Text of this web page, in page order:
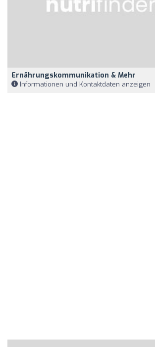
Ernährungskommunikation & Mehr
Informationen und Kontaktdaten anzeigen